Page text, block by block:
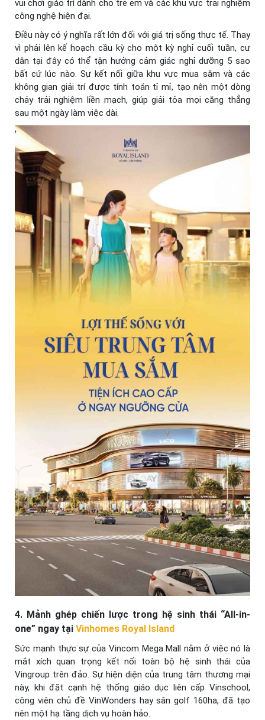
vui chơi giáo trí dành cho trẻ em và các khu vực trải nghiệm
công nghệ hiện đại.
Điều này có ý nghĩa rất lớn đối với giá trị sống thực tế. Thay
vì phải lên kế hoạch cầu kỳ cho một kỳ nghỉ cuối tuần, cư
dân tại đây có thể tận hưởng cảm giác nghỉ dưỡng 5 sao
bất cứ lúc nào. Sự kết nối giữa khu vực mua sắm và các
không gian giải trí được tính toán tỉ mỉ, tạo nên một dòng
chảy trải nghiệm liền mạch, giúp giải tỏa mọi căng thẳng
sau một ngày làm việc dài.
4. Mảnh ghép chiến lược trong hệ sinh thái “All-in-
one” ngay tại Vinhomes Royal Island
Sức mạnh thực sự của Vincom Mega Mall nằm ở việc nó là
mắt xích quan trọng kết nối toàn bộ hệ sinh thái của
Vingroup trên đảo. Sự hiện diện của trung tâm thương mại
này, khi đặt cạnh hệ thống giáo dục liên cấp Vinschool,
công viên chủ đề VinWonders hay sân golf 160ha, đã tạo
nên một hạ tầng dịch vụ hoàn hảo.